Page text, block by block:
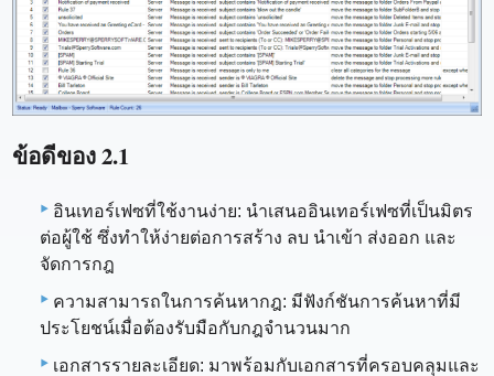
ข้อดีของ 2.1
อินเทอร์เฟซที่ใช้งานง่าย: นำเสนออินเทอร์เฟซที่เป็นมิตร
ต่อผู้ใช้ ซึ่งทำให้ง่ายต่อการสร้าง ลบ นำเข้า ส่งออก และ
จัดการกฎ
ความสามารถในการค้นหากฎ: มีฟังก์ชันการค้นหาที่มี
ประโยชน์เมื่อต้องรับมือกับกฎจำนวนมาก
เอกสารรายละเอียด: มาพร้อมกับเอกสารที่ครอบคลุมและ